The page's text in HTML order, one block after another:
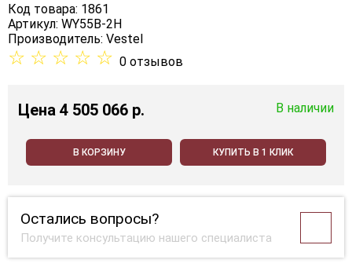
Код товара: 1861
Артикул: WY55B-2H
Производитель: Vestel
☆ ☆ ☆ ☆ ☆ 0 отзывов
Цена 4 505 066 p. В наличии
В КОРЗИНУ КУПИТЬ В 1 КЛИК
Остались вопросы?
Получите консультацию нашего специалиста